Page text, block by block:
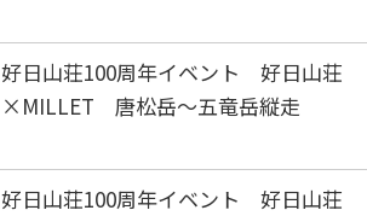
好日山荘100周年イベント 好日山荘
×MILLET 唐松岳～五竜岳縦走
好日山荘100周年イベント 好日山荘